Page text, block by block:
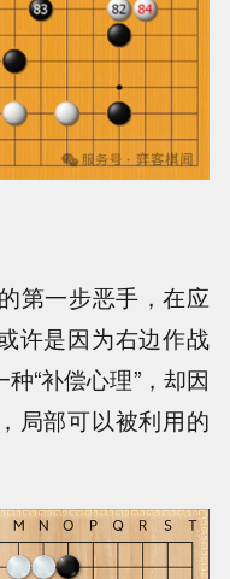
第一步恶手，在应
许是因为右边作战
“补偿心理”，却因
局部可以被利用的